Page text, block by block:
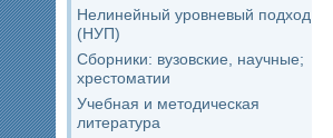
Нелинейный уровневый подход
(НУП)
Сборники: вузовские, научные;
хрестоматии
Учебная и методическая
литература